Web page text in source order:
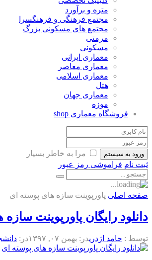
متره و برآورد
مجتمع فرهنگی و فرهنگسرا
مجتمع های مسکونی بزرگ
مرمتی
مسکونی
معماری ایرانی
معماری معاصر
معماری اسلامی
هتل
معماری جهان
موزه
فروشگاه معماری shop
ورود به سیستم
مرا به خاطر بسپار
ثبت نام فراموشی رمز عبور
صفحه اصلی پاورپوینت سازه های پوسته ای
دانلود رایگان پاورپوینت
توسط : حامد اژدریدر: بهمن ۰۷, ۱۳۹۷ در: